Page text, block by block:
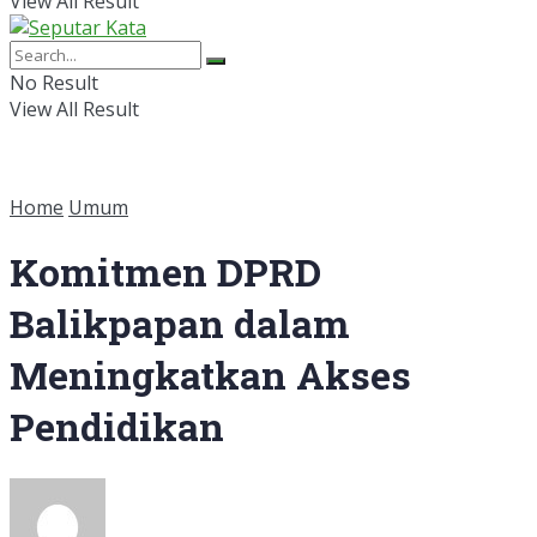
No Result
View All Result
Home Umum
Komitmen DPRD
Balikpapan dalam
Meningkatkan Akses
Pendidikan